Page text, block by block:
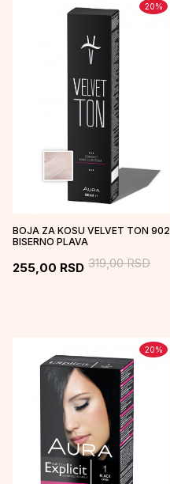
20%
BOJA ZA KOSU VELVET TON 902
BISERNO PLAVA
255,00 RSD 319,00RSD
20%